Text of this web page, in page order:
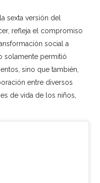
sexta versión del
refleja el compromiso
social a
solamente permitió
sino que también,
entre diversos
de vida de los niños,